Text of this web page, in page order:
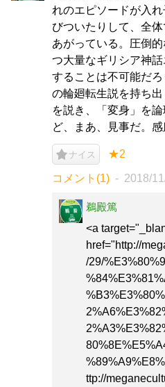
れのエピソードが入
びついたりして、全
あがっている。圧倒
つ大量なギリシア神
することは不可能だ
の輪廻転生説を持ち
を説き、「変身」を
ど、まあ、見事だ。感
ナイス ★2
コメント(1) 2018/
鵜殿篤
<a
href="http://
/29/
ttp://